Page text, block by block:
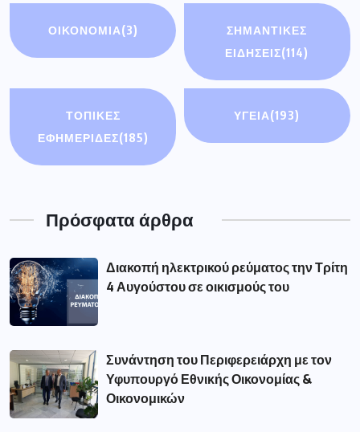
ΟΙΚΟΝΟΜΊΑ(3)
ΣΗΜΑΝΤΙΚΈΣ
ΕΙΔΉΣΕΙΣ(114)
ΤΟΠΙΚΕΣ
ΕΦΗΜΕΡΙΔΕΣ(185)
ΥΓΕΙΑ(193)
Πρόσφατα άρθρα
Διακοπή ηλεκτρικού ρεύματος την Τρίτη
4 Αυγούστου σε οικισμούς του
Συνάντηση του Περιφερειάρχη με τον
Υφυπουργό Εθνικής Οικονομίας &
Οικονομικών